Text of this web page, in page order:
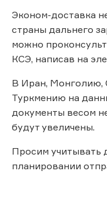
Эконом-доставка
страны дальнего
можно
КСЭ, написав на
В Иран, Монголию,
Туркмению на
документы весом
будут увеличены.
Просим
планировании